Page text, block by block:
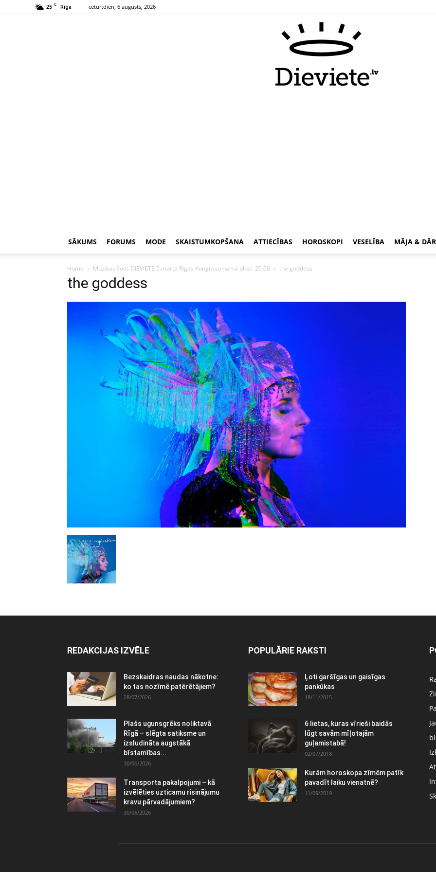
25 C Rīga ceturtdien, 6 augusts, 2026
SĀKUMS FORUMS MODE SKAISTUMKOPŠANA ATTIECĪBAS HOROSKOPI VESELĪBA MĀJA &
Home Mūzikas šovs DIEVIETE 5.martā Rīgas Kongresu namā plkst. 20.00 the goddess
the goddess
REDAKCIJAS IZVĒLE
Bezskaidras naudas nākotne:
ko tas nozīmē patērētājiem?
28/07/2026
Plašs ugunsgrēks noliktavā
Rīgā – slēgta satiksme un
izsludināta augstākā
bīstamības...
30/06/2026
Transporta pakalpojumi – kā
izvēlēties uzticamu risinājumu
kravu pārvadājumiem?
30/06/2026
POPULĀRIE RAKSTI
Ļoti garšīgas un gaisīgas
pankūkas
18/11/2015
6 lietas, kuras vīrieši baidās
lūgt savām mīļotajām
guļamistabā!
02/07/2018
Kurām horoskopa zīmēm patīk
pavadīt laiku vienatnē?
11/09/2019